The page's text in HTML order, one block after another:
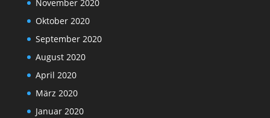
November 2020
Oktober 2020
September 2020
August 2020
April 2020
März 2020
Januar 2020